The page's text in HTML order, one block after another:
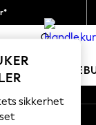
0
MENN
sikkerhet